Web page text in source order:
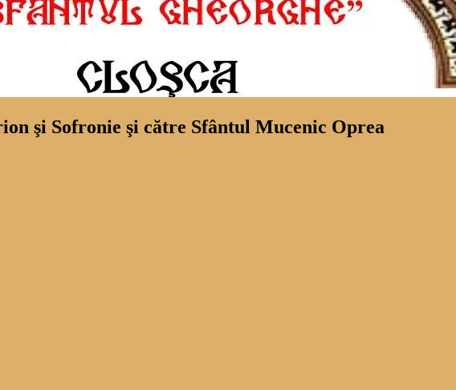
şi Sofronie şi către Sfântul Mucenic Oprea